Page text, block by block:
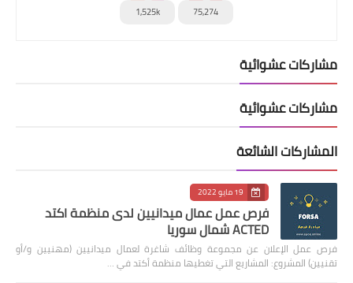
75,274
1,525k
مشاركات عشوائية
مشاركات عشوائية
المشاركات الشائعة
19 مايو 2022
فرص عمل عمال ميدانيين لدى منظمة اكتد
ACTED شمال سوريا
فرص عمل الإعلان عن مجموعة وظائف شاغرة لعمال ميدانيين (مهنيين و/أو
تقنيين) المشروع: المشاريع التي تغطيها منظمة أكتد في …